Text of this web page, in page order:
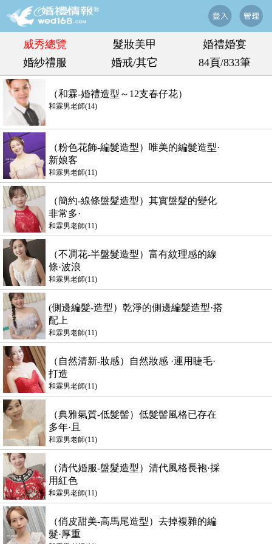
威秀總覽 髮妝美甲
婚禮婚宴
婚紗禮服
婚戒/其它 84頁/833筆
（和霖-婚禮造型～12支春仔花）
和霖男老師(14)
（粉色花飾-編髮造型）唯美的編髮造型·
新娘客
和霖男老師(11)
（簡約-線條盤髮造型）其實盤髮的變化
非常多·
和霖男老師(11)
（不凋花-半盤髮造型）富有紋理感的線
條·波浪
和霖男老師(11)
(側邊編髮-造型）乾淨的側邊編髮造型·搭
配上
和霖男老師(11)
（自然清新-妝感）自然妝感 ·運用睫毛·
打造
和霖男老師(11)
（典雅氣質-低髮髻）低髮髻風格已存在
多年·且
和霖男老師(11)
（清代婚服-盤髮造型）清代風格長袍·採
用紅色
和霖男老師(11)
（俏皮甜美-高馬尾造型）去掉複雜的編
髮·厚重